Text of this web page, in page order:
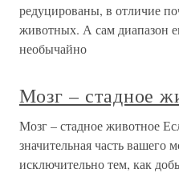
редуцированы, в отличие
животных. А сам диапазон
необычайно
Мозг – стадное
Мозг – стадное животное
значительная часть вашего
исключительно тем, как